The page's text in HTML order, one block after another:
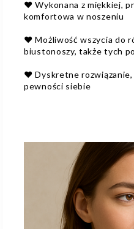
❤️ Wykonana z miękkiej,
komfortowa w noszeniu
❤️ Możliwość wszycia do
biustonoszy, także tych
❤️ Dyskretne
pewności siebie